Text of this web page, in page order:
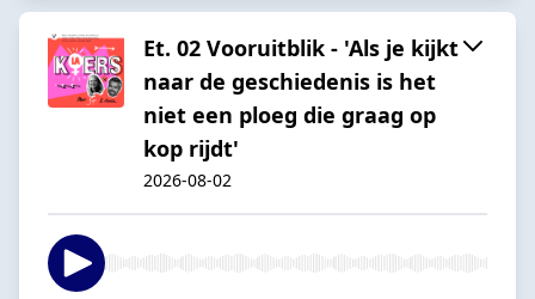
Et. 02 Vooruitblik - 'Als je kijkt
naar de geschiedenis is het
niet een ploeg die graag op
kop rijdt'
2026-08-02